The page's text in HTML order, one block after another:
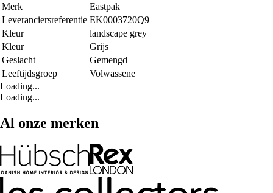
Merk
Eastpak
Leveranciersreferentie EK0003720Q9
Kleur
landscape grey
Kleur
Grijs
Geslacht
Gemengd
Leeftijdsgroep
Volwassene
Loading...
Loading...
Al onze merken